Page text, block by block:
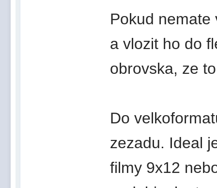
Pokud
a vlozit ho do
obrovska, ze
Do
zezadu. Ideal
filmy 9x12